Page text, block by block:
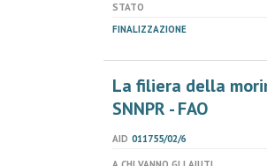
STATO
FINALIZZAZIONE
La filiera della
SNNPR - FAO
AID 011755/02/6